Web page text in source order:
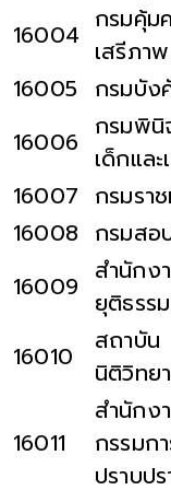
16004 กรมคุ้ม
เสรีภาพ
16005 กรมบัง
16006 กรมพินิ
เด็กแล
16007 กรมรา
16008 กรมสอ
16009 สำนักง
ยุติธรรม
16010
สถาบัน
นิติวิทย
16011
สำนักง
กรรมก
ปราบป